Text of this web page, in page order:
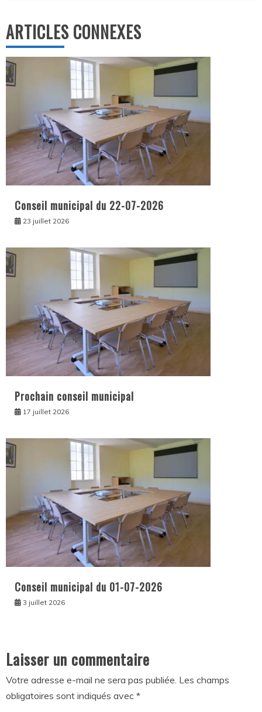
ARTICLES CONNEXES
Conseil municipal du 22-07-2026
23 juillet 2026
Prochain conseil municipal
17 juillet 2026
Conseil municipal du 01-07-2026
3 juillet 2026
Laisser un commentaire
Votre adresse e-mail ne sera pas publiée. Les champs
obligatoires sont indiqués avec *